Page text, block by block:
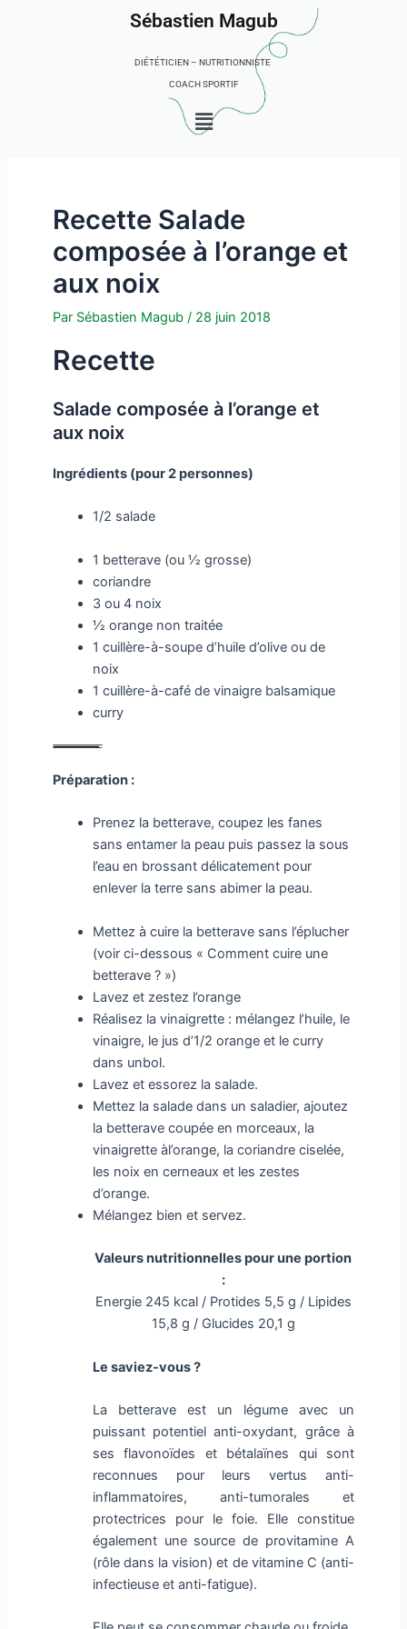
Sébastien Magub
DIÉTÉTICIEN – NUTRITIONNISTE
COACH SPORTIF
Menu
Recette Salade
composée à l’orange et
aux noix
Par Sébastien Magub / 28 juin 2018
Recette
Salade composée à l’orange et
aux noix
Ingrédients (pour 2 personnes)
1/2 salade
1 betterave (ou 1⁄2 grosse)
coriandre
3 ou 4 noix
1⁄2 orange non traitée
1 cuillère-à-soupe d’huile d’olive ou de
noix
1 cuillère-à-café de vinaigre balsamique
curry
Préparation :
Prenez la betterave, coupez les fanes
sans entamer la peau puis passez la sous
l’eau en brossant délicatement pour
enlever la terre sans abimer la peau.
Mettez à cuire la betterave sans l’éplucher
(voir ci-dessous « Comment cuire une
betterave ? »)
Lavez et zestez l’orange
Réalisez la vinaigrette : mélangez l’huile, le
vinaigre, le jus d’1/2 orange et le curry
dans unbol.
Lavez et essorez la salade.
Mettez la salade dans un saladier, ajoutez
la betterave coupée en morceaux, la
vinaigrette àl’orange, la coriandre ciselée,
les noix en cerneaux et les zestes
d’orange.
Mélangez bien et servez.
Valeurs nutritionnelles pour une portion
:
Energie 245 kcal / Protides 5,5 g / Lipides
15,8 g / Glucides 20,1 g
Le saviez-vous ?
La betterave est un légume avec un
puissant potentiel anti-oxydant, grâce à
ses flavonoïdes et bétalaïnes qui sont
reconnues pour leurs vertus anti-
inflammatoires, anti-tumorales et
protectrices pour le foie. Elle constitue
également une source de provitamine A
(rôle dans la vision) et de vitamine C (anti-
infectieuse et anti-fatigue).